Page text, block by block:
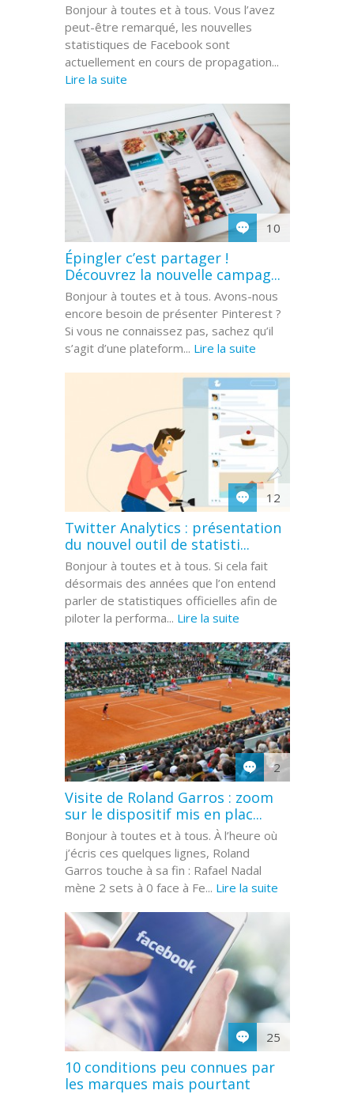
Bonjour à toutes et à tous. Vous l’avez
peut-être remarqué, les nouvelles
statistiques de Facebook sont
actuellement en cours de propagation...
Lire la suite
10
Épingler c’est partager !
Découvrez la nouvelle campag...
Bonjour à toutes et à tous. Avons-nous
encore besoin de présenter Pinterest ?
Si vous ne connaissez pas, sachez qu’il
s’agit d’une plateform... Lire la suite
12
Twitter Analytics : présentation
du nouvel outil de statisti...
Bonjour à toutes et à tous. Si cela fait
désormais des années que l’on entend
parler de statistiques officielles afin de
piloter la performa... Lire la suite
2
Visite de Roland Garros : zoom
sur le dispositif mis en plac...
Bonjour à toutes et à tous. À l’heure où
j’écris ces quelques lignes, Roland
Garros touche à sa fin : Rafael Nadal
mène 2 sets à 0 face à Fe... Lire la suite
25
10 conditions peu connues par
les marques mais pourtant